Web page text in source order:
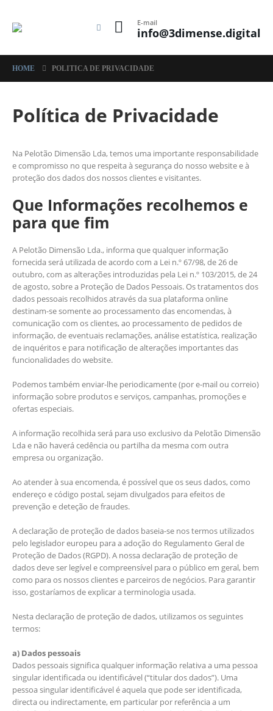
E-mail
info@3dimense.digital
HOME POLITICA DE PRIVACIDADE
Política de Privacidade
Na Pelotão Dimensão Lda, temos uma importante responsabilidade
e compromisso no que respeita à segurança do nosso website e à
proteção dos dados dos nossos clientes e visitantes.
Que Informações recolhemos e
para que fim
A Pelotão Dimensão Lda., informa que qualquer informação
fornecida será utilizada de acordo com a Lei n.º 67/98, de 26 de
outubro, com as alterações introduzidas pela Lei n.º 103/2015, de 24
de agosto, sobre a Proteção de Dados Pessoais. Os tratamentos dos
dados pessoais recolhidos através da sua plataforma online
destinam-se somente ao processamento das encomendas, à
comunicação com os clientes, ao processamento de pedidos de
informação, de eventuais reclamações, análise estatística, realização
de inquéritos e para notificação de alterações importantes das
funcionalidades do website.
Podemos também enviar-lhe periodicamente (por e-mail ou correio)
informação sobre produtos e serviços, campanhas, promoções e
ofertas especiais.
A informação recolhida será para uso exclusivo da Pelotão Dimensão
Lda e não haverá cedência ou partilha da mesma com outra
empresa ou organização.
Ao atender à sua encomenda, é possível que os seus dados, como
endereço e código postal, sejam divulgados para efeitos de
prevenção e deteção de fraudes.
A declaração de proteção de dados baseia-se nos termos utilizados
pelo legislador europeu para a adoção do Regulamento Geral de
Proteção de Dados (RGPD). A nossa declaração de proteção de
dados deve ser legível e compreensível para o público em geral, bem
como para os nossos clientes e parceiros de negócios. Para garantir
isso, gostaríamos de explicar a terminologia usada.
Nesta declaração de proteção de dados, utilizamos os seguintes
termos:
a) Dados pessoais
Dados pessoais significa qualquer informação relativa a uma pessoa
singular identificada ou identificável (“titular dos dados”). Uma
pessoa singular identificável é aquela que pode ser identificada,
directa ou indirectamente, em particular por referência a um